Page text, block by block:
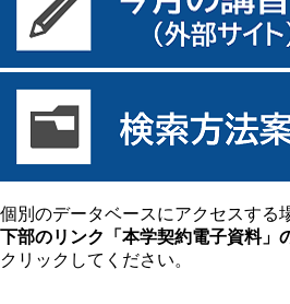
個別のデータベースにアクセスする
下部のリンク「本学契約電子資料」
クリックしてください。